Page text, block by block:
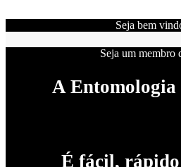
Seja bem
Seja um membro
A
É fácil,